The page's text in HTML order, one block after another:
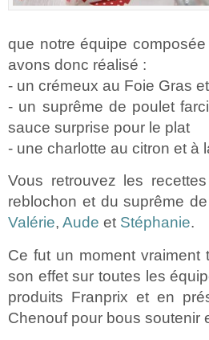
que notre équipe
avons donc réalisé :
- un crémeux au Foie Gras
- un suprême de poulet
sauce surprise pour le plat
- une charlotte au citron et à
Vous retrouvez les
reblochon et du suprême
Valérie, Aude et Stéphanie.
Ce fut un moment
son effet sur toutes les
produits Franprix et en
Chenouf pour bous soutenir